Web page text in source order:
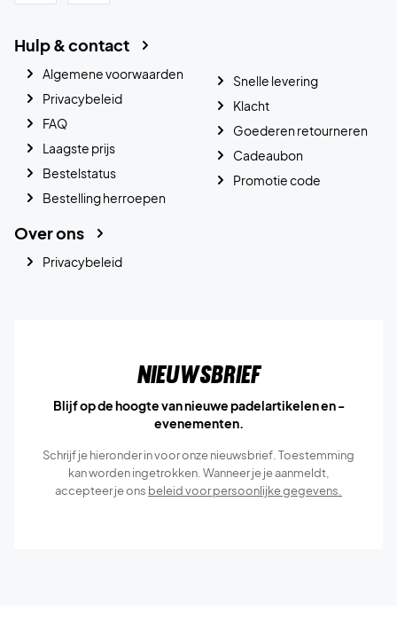
Hulp & contact
Algemene voorwaarden
Privacybeleid
FAQ
Laagste prijs
Bestelstatus
Bestelling herroepen
Snelle levering
Klacht
Goederen retourneren
Cadeaubon
Promotie code
Over ons
Privacybeleid
Nieuwsbrief
Blijf op de hoogte van nieuwe padelartikelen en -
evenementen.
Schrijf je hieronder in voor onze nieuwsbrief. Toestemming
kan worden ingetrokken. Wanneer je je aanmeldt,
accepteer je ons beleid voor persoonlijke gegevens.